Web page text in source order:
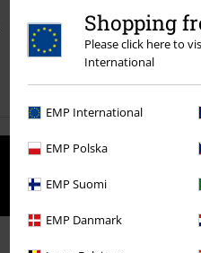
Shopping
Please click here to
International
EMP International
EMP Polska
EMP Suomi
EMP Danmark
by
Gönn' dir jetzt